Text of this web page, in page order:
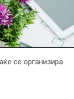
се организира